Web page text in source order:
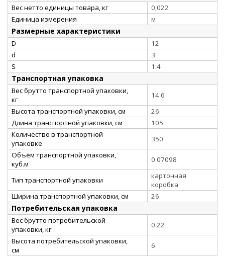
Вес нетто единицы товара, кг
0,022
Единица измерения
м
Размерные характеристики
D
12
d
3
S
1.4
Транспортная упаковка
Вес брутто транспортной упаковки,
кг
14.6
Высота транспортной упаковки, см
26
Длина транспортной упаковки, см
105
Количество в транспортной
упаковке
350
Объём транспортной упаковки,
куб.м
0.07098
Тип транспортной упаковки
картонная
коробка
Ширина транспортной упаковки, см
26
Потребительская упаковка
Вес брутто потребительской
упаковки, кг:
0.22
Высота потребительской упаковки,
см
6